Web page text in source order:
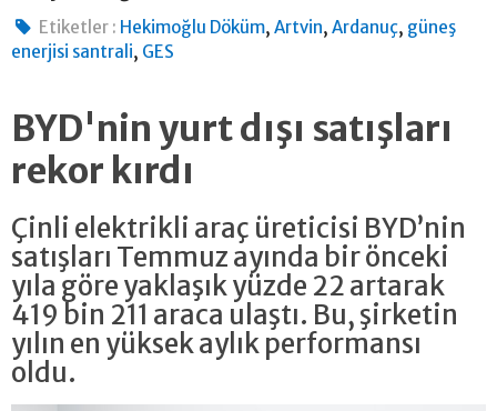
Etiketler : Hekimoğlu Döküm,Artvin,Ardanuç, güneş
enerjisi santrali, GES
BYD'nin yurt dışı satışları
rekor kırdı
Çinli elektrikli araç üreticisi BYD’nin
satışları Temmuz ayında bir önceki
yıla göre yaklaşık yüzde 22 artarak
419 bin 211 araca ulaştı. Bu, şirketin
yılın en yüksek aylık performansı
oldu.